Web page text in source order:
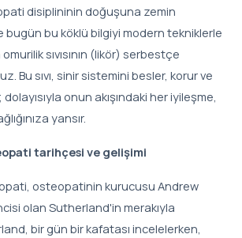
disiplininin doğuşuna zemin
bugün bu köklü bilgiyi modern tekniklerle
sıvısının (likör) serbestçe
Bu sıvı, sinir sistemini besler, korur ve
dolayısıyla onun akışındaki her iyileşme,
yansır.
tarihçesi ve gelişimi
osteopatinin kurucusu Andrew
olan Sutherland'in merakıyla
bir gün bir kafatası incelelerken,